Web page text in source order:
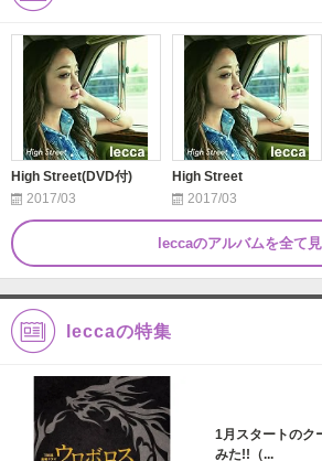
High Street(DVD付)
2017/03
High Street
2017/03
leccaのアルバムを全て
leccaの特集
1月スタートのク
みた!!（...